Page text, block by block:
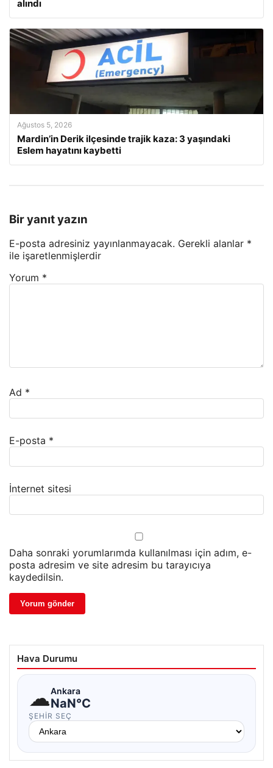
alındı
Ağustos 5, 2026
Mardin’in Derik ilçesinde trajik kaza: 3 yaşındaki
Eslem hayatını kaybetti
Bir yanıt yazın
E-posta adresiniz yayınlanmayacak. Gerekli alanlar *
ile işaretlenmişlerdir
Yorum *
Ad *
E-posta *
İnternet sitesi
Daha sonraki yorumlarımda kullanılması için adım, e-
posta adresim ve site adresim bu tarayıcıya
kaydedilsin.
Hava Durumu
☁Ankara
NaN°C
ŞEHIR SEÇ